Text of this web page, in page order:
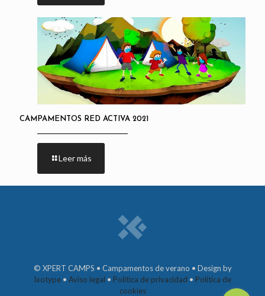
CAMPAMENTOS RED ACTIVA 2021
Leer más
© XPERT CAMPS • Campamentos de verano • Design by
Ixotype • Aviso legal • Política de privacidad • Política de
cookies